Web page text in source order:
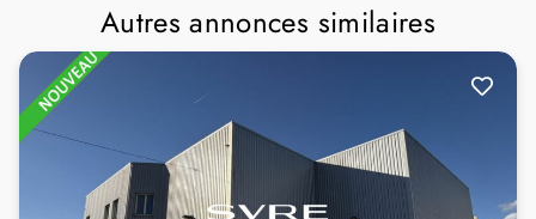
Autres annonces similaires